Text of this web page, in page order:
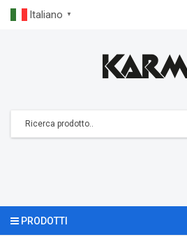
Italiano ▼
PRODOTTI